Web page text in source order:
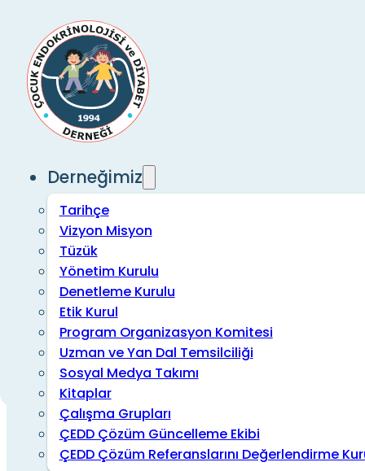
Derneğimiz
Tarihçe
Vizyon Misyon
Tüzük
Yönetim Kurulu
Denetleme Kurulu
Etik Kurul
Program Organizasyon Komitesi
Uzman ve Yan Dal Temsilciliği
Sosyal Medya Takımı
Kitaplar
Çalışma Grupları
ÇEDD Çözüm Güncelleme Ekibi
ÇEDD Çözüm Referanslarını Değerlendirme